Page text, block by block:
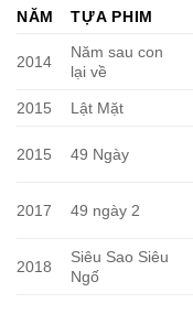
NĂM TỰA PHIM
2014
Năm sau con
lại về
2015 Lật Mặt
2015 49 Ngày
2017 49 ngày 2
2018
Siêu Sao Siêu
Ngố